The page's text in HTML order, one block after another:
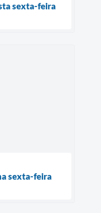
sexta-feira
sexta-feira